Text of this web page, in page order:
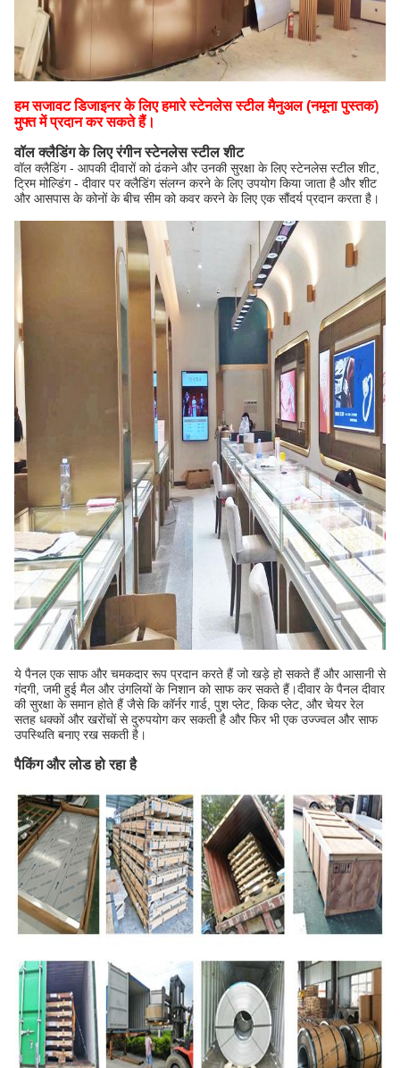
हम सजावट डिजाइनर के लिए हमारे स्टेनलेस स्टील मैनुअल (नमूना पुस्तक)
मुफ्त में प्रदान कर सकते हैं।
वॉल क्लैडिंग के लिए रंगीन स्टेनलेस स्टील शीट
वॉल क्लैडिंग - आपकी दीवारों को ढंकने और उनकी सुरक्षा के लिए स्टेनलेस स्टील शीट,
ट्रिम मोल्डिंग - दीवार पर क्लैडिंग संलग्न करने के लिए उपयोग किया जाता है और शीट
और आसपास के कोनों के बीच सीम को कवर करने के लिए एक सौंदर्य प्रदान करता है।
ये पैनल एक साफ और चमकदार रूप प्रदान करते हैं जो खड़े हो सकते हैं और आसानी से
गंदगी, जमी हुई मैल और उंगलियों के निशान को साफ कर सकते हैं।दीवार के पैनल दीवार
की सुरक्षा के समान होते हैं जैसे कि कॉर्नर गार्ड, पुश प्लेट, किक प्लेट, और चेयर रेल
सतह धक्कों और खरोंचों से दुरुपयोग कर सकती है और फिर भी एक उज्ज्वल और साफ
उपस्थिति बनाए रख सकती है।
पैकिंग और लोड हो रहा है